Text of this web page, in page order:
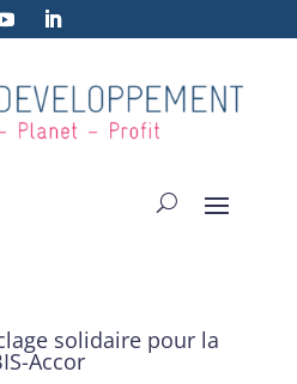
solidaire pour la
Accor